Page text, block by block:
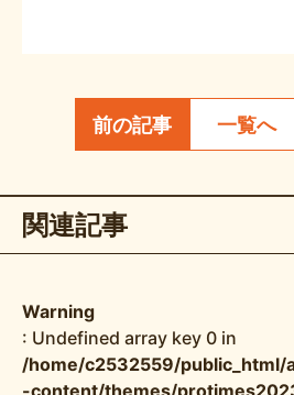
前の記事 一覧へ
関連記事
Warning
: Undefined array key 0 in
/home/c2532559/